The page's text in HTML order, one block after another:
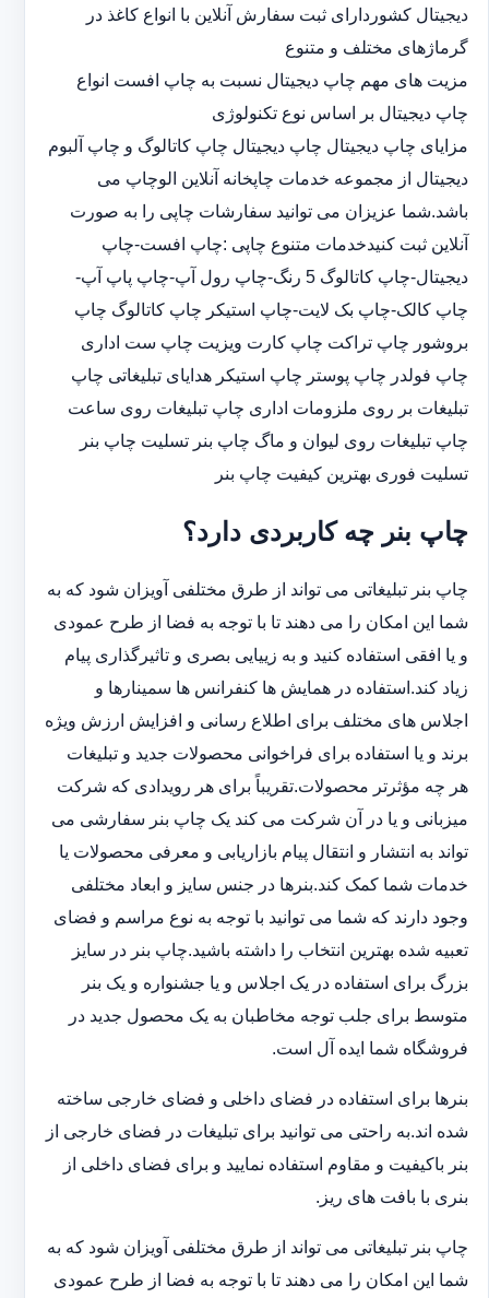
دیجیتال کشوردارای ثبت سفارش آنلاین با انواع کاغذ در
گرماژهای مختلف و متنوع
مزیت های مهم چاپ دیجیتال نسبت به چاپ افست انواع
چاپ دیجیتال بر اساس نوع تکنولوژی
مزایای چاپ دیجیتال چاپ دیجیتال چاپ کاتالوگ و چاپ آلبوم
دیجیتال از مجموعه خدمات چاپخانه آنلاین الوچاپ می
باشد.شما عزیزان می توانید سفارشات چاپی را به صورت
آنلاین ثبت کنیدخدمات متنوع چاپی :چاپ افست-چاپ
دیجیتال-چاپ کاتالوگ 5 رنگ-چاپ رول آپ-چاپ پاپ آپ-
چاپ کالک-چاپ بک لایت-چاپ استیکر چاپ کاتالوگ چاپ
بروشور چاپ تراکت چاپ کارت ویزیت چاپ ست اداری
چاپ فولدر چاپ پوستر چاپ استیکر هدایای تبلیغاتی چاپ
تبلیغات بر روی ملزومات اداری چاپ تبلیغات روی ساعت
چاپ تبلیغات روی لیوان و ماگ چاپ بنر تسلیت چاپ بنر
تسلیت فوری بهترین کیفیت چاپ بنر
چاپ بنر چه کاربردی دارد؟
چاپ بنر تبلیغاتی می تواند از طرق مختلفی آویزان شود که به
شما این امکان را می دهند تا با توجه به فضا از طرح عمودی
و یا افقی استفاده کنید و به زییایی بصری و تاثیرگذاری پیام
زیاد کند.استفاده در همایش ها کنفرانس ها سمینارها و
اجلاس های مختلف برای اطلاع رسانی و افزایش ارزش ویژه
برند و یا استفاده برای فراخوانی محصولات جدید و تبلیغات
هر چه مؤثرتر محصولات.تقریباً برای هر رویدادی که شرکت
میزبانی و یا در آن شرکت می کند یک چاپ بنر سفارشی می
تواند به انتشار و انتقال پیام بازاریابی و معرفی محصولات یا
خدمات شما کمک کند.بنرها در جنس سایز و ابعاد مختلفی
وجود دارند که شما می توانید با توجه به نوع مراسم و فضای
تعبیه شده بهترین انتخاب را داشته باشید.چاپ بنر در سایز
بزرگ برای استفاده در یک اجلاس و یا جشنواره و یک بنر
متوسط برای جلب توجه مخاطبان به یک محصول جدید در
فروشگاه شما ایده آل است.
بنرها برای استفاده در فضای داخلی و فضای خارجی ساخته
شده اند.به راحتی می توانید برای تبلیغات در فضای خارجی از
بنر باکیفیت و مقاوم استفاده نمایید و برای فضای داخلی از
بنری با بافت های ریز.
چاپ بنر تبلیغاتی می تواند از طرق مختلفی آویزان شود که به
شما این امکان را می دهند تا با توجه به فضا از طرح عمودی